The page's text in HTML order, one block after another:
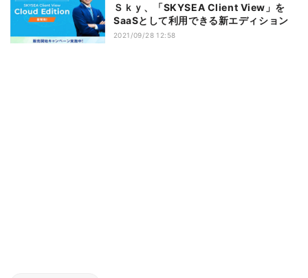
Ｓｋｙ、「SKYSEA Client View」を
SaaSとして利用できる新エディション
2021/09/28 12:58